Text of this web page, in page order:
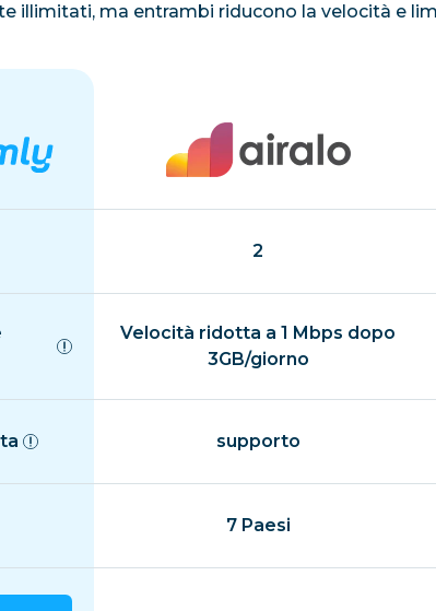
illimitati, ma entrambi riducono la velocità e
2
Velocità ridotta a 1 Mbps dopo
3GB/giorno
supporto
7 Paesi